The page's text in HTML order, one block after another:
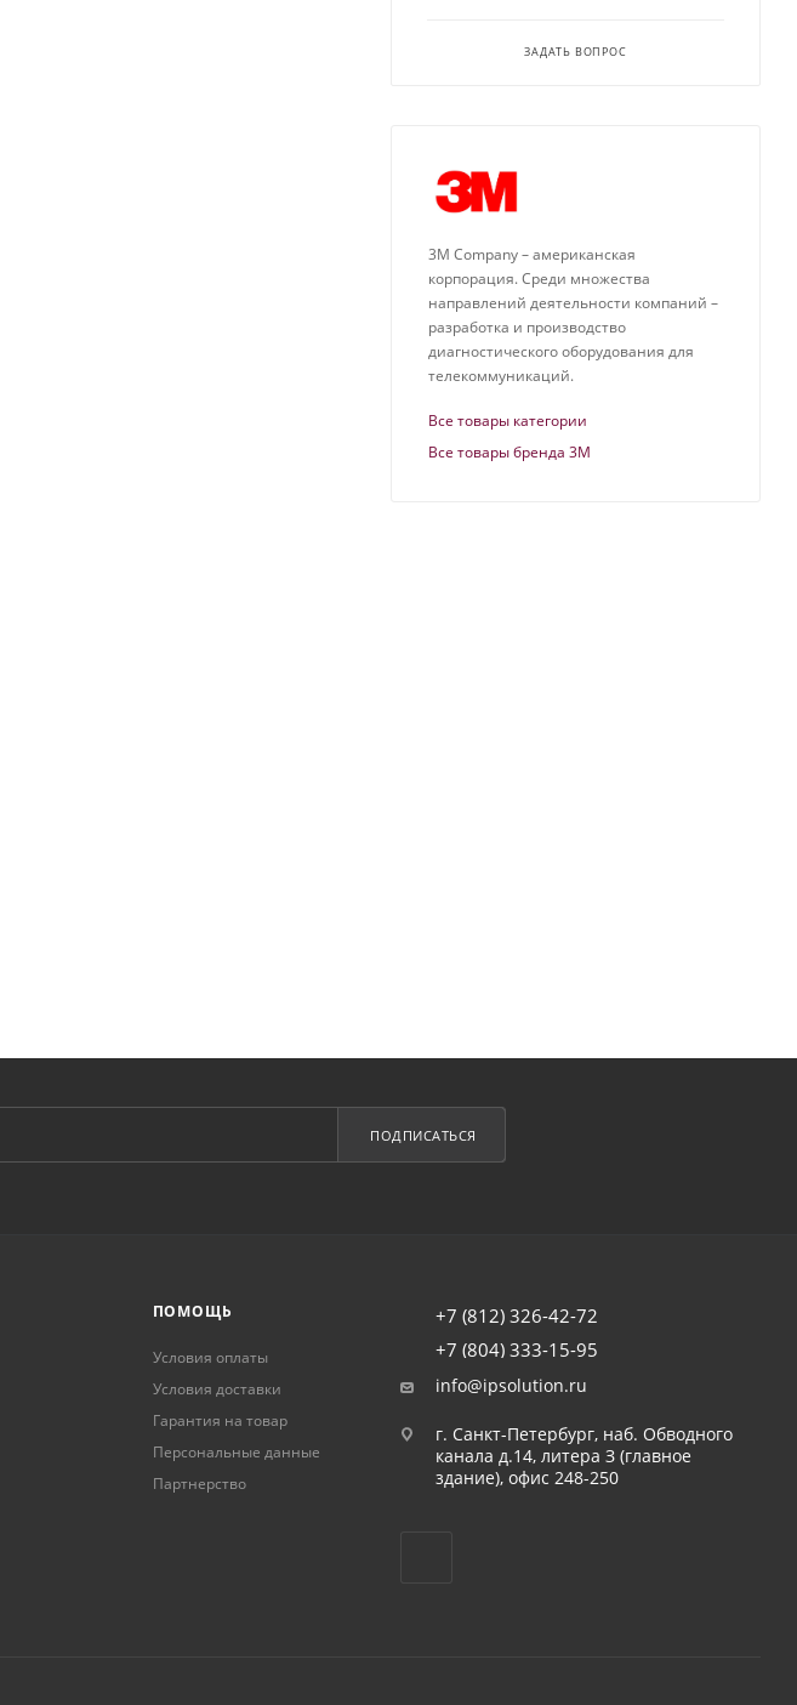
3М Company – американская
корпорация. Среди множества
направлений деятельности компаний –
разработка и производство
диагностического оборудования для
телекоммуникаций.
Все товары категории
Все товары бренда 3M
ЗАДАТЬ ВОПРОС
ПОДПИСАТЬСЯ
ПОМОЩЬ
Условия оплаты
Условия доставки
Гарантия на товар
Персональные данные
Партнерство
+7 (812) 326-42-72
+7 (804) 333-15-95
info@ipsolution.ru
г. Санкт-Петербург, наб. Обводного
канала д.14, литера З (главное
здание), офис 248-250